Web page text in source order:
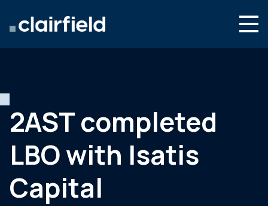
Actualités
Contact
2AST completed
LBO with Isatis
Capital